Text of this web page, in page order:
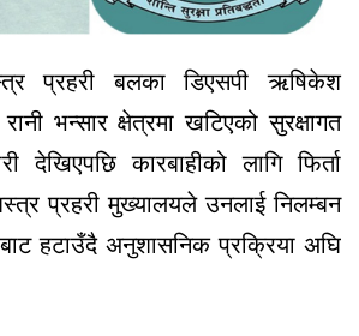
प्रहरी बलका डिएसपी ऋषिकेश
भन्सार क्षेत्रमा खटिएको सुरक्षागत
देखिएपछि कारबाहीको लागि फिर्ता
प्रहरी मुख्यालयले उनलाई निलम्बन
हटाउँदै अनुशासनिक प्रक्रिया अघि